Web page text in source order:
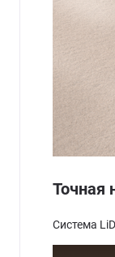
Точная
Система